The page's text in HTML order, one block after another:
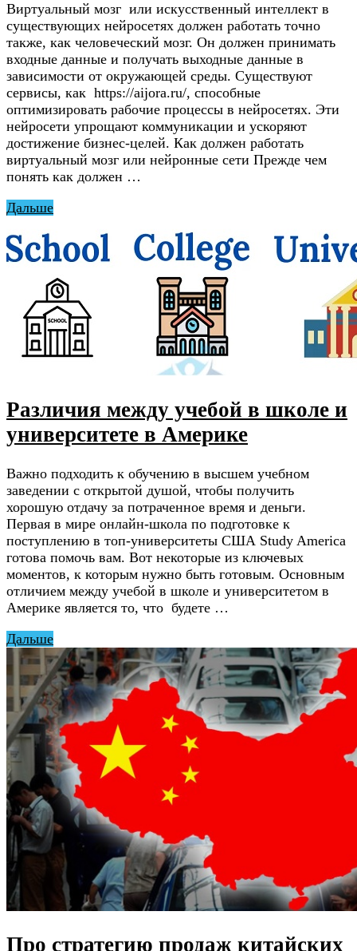
Виртуальный мозг или искусственный интеллект в
существующих нейросетях должен работать точно
также, как человеческий мозг. Он должен принимать
входные данные и получать выходные данные в
зависимости от окружающей среды. Существуют
сервисы, как https://aijora.ru/, способные
оптимизировать рабочие процессы в нейросетях. Эти
нейросети упрощают коммуникации и ускоряют
достижение бизнес-целей. Как должен работать
виртуальный мозг или нейронные сети Прежде чем
понять как должен …
Дальше
Различия между учебой в школе и
университете в Америке
Важно подходить к обучению в высшем учебном
заведении с открытой душой, чтобы получить
хорошую отдачу за потраченное время и деньги.
Первая в мире онлайн-школа по подготовке к
поступлению в топ-университеты США Study America
готова помочь вам. Вот некоторые из ключевых
моментов, к которым нужно быть готовым. Основным
отличием между учебой в школе и университетом в
Америке является то, что будете …
Дальше
Про стратегию продаж китайских